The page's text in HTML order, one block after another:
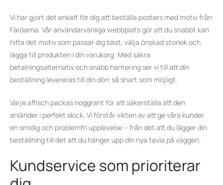
Vi har gjort det enkelt för dig att beställa posters med motiv från
Färöarna. Vår användarvänliga webbplats gör att du snabbt kan
hitta det motiv som passar dig bäst, välja önskad storlek och
lägga till produkten i din varukorg. Med säkra
betalningsalternativ och snabb hantering ser vi till att din
beställning levereras till din dörr så snart som möjligt.
Varje affisch packas noggrant för att säkerställa att den
anländer i perfekt skick. Vi förstår vikten av att ge våra kunder
en smidig och problemfri upplevelse – från det att du lägger din
beställning till det att du hänger upp din nya tavla på väggen.
Kundservice som prioriterar